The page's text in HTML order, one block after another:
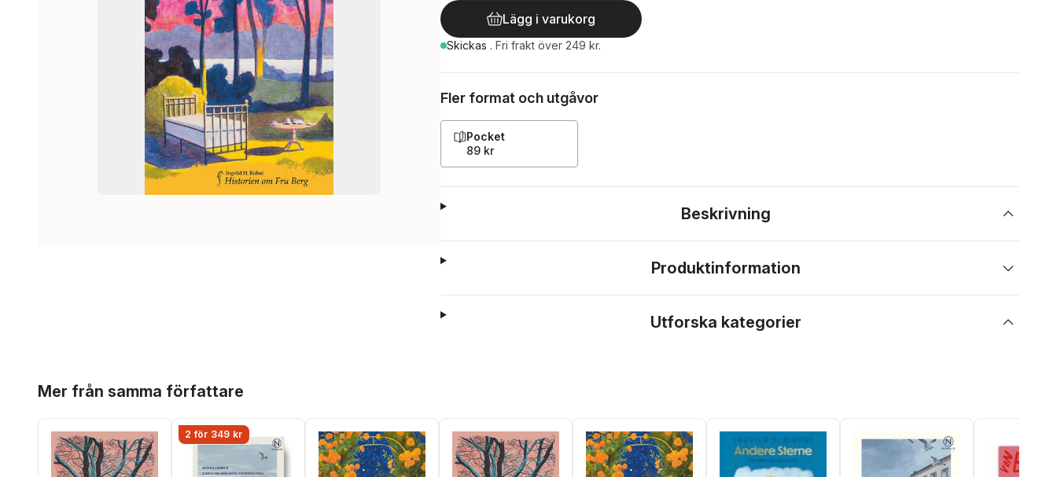
Lägg i varukorg
Skickas . Fri frakt över 249 kr.
Fler format och utgåvor
Pocket
89 kr
Beskrivning
Produktinformation
Utforska kategorier
Mer från samma författare
2 för 349 kr